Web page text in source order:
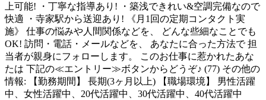
上可能! ・丁寧な指導あり! ・築浅できれい&空調完備なので
快適 ・寺家駅から送迎あり! 《月1回の定期コンタクト実
施》 仕事の悩みや人間関係などを、 どんな些細なことでも
OK! 訪問・電話・メールなどを、 あなたに合った方法で 担
当者が親身にフォローします。 このお仕事に惹かれたあな
たは 下記の≪エントリー≫ボタンからどうぞ♪ (77) その他の
情報: 【勤務期間】 長期(3ヶ月以上) 【職場環境】 男性活躍
中、女性活躍中、20代活躍中、30代活躍中、40代活躍中